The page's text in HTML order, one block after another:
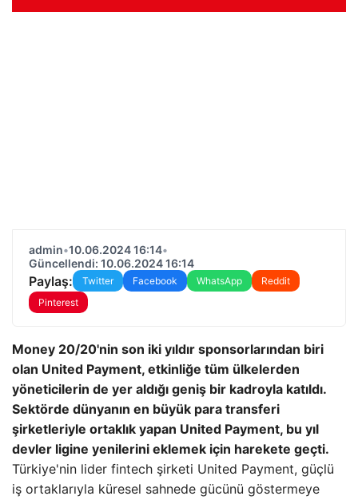
admin•10.06.2024 16:14•
Güncellendi: 10.06.2024 16:14
Paylaş: Twitter Facebook WhatsApp
Reddit
Pinterest
Money 20/20'nin son iki yıldır sponsorlarından biri
olan United Payment, etkinliğe tüm ülkelerden
yöneticilerin de yer aldığı geniş bir kadroyla katıldı.
Sektörde dünyanın en büyük para transferi
şirketleriyle ortaklık yapan United Payment, bu yıl
devler ligine yenilerini eklemek için harekete geçti.
Türkiye'nin lider fintech şirketi United Payment, güçlü
iş ortaklarıyla küresel sahnede gücünü göstermeye